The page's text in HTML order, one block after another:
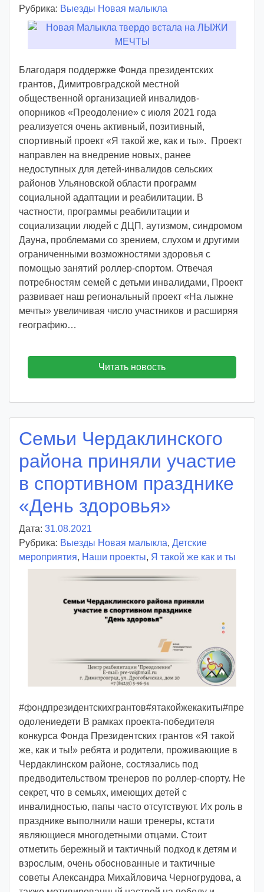
в
т
р
Рубрика: Выезды Новая малыкла
Благодаря поддержке Фонда президентских
грантов, Димитровградской местной
общественной организацией инвалидов-
опорников «Преодоление» с июля 2021 года
реализуется очень активный, позитивный,
спортивный проект «Я такой же, как и ты». Проект
направлен на внедрение новых, ранее
недоступных для детей-инвалидов сельских
районов Ульяновской области программ
социальной адаптации и реабилитации. В
частности, программы реабилитации и
социализации людей с ДЦП, аутизмом, синдромом
Дауна, проблемами со зрением, слухом и другими
ограниченными возможностями здоровья с
помощью занятий роллер-спортом. Отвечая
потребностям семей с детьми инвалидами, Проект
развивает наш региональный проект «На лыжне
мечты» увеличивая число участников и расширяя
географию…
Читать новость
Семьи Чердаклинского
района приняли участие
в спортивном празднике
«День здоровья»
Дата: 31.08.2021
в
т
о
:
v
d
m
y
Рубрика: Выезды Новая малыкла, Детские
мероприятия, Наши проекты, Я такой же как и ты
#фондпрезидентскихгрантов#ятакойжекакиты#пре
одолениедети В рамках проекта-победителя
конкурса Фонда Президентских грантов «Я такой
же, как и ты!» ребята и родители, проживающие в
Чердаклинском районе, состязались под
предводительством тренеров по роллер-спорту. Не
секрет, что в семьях, имеющих детей с
инвалидностью, папы часто отсутствуют. Их роль в
празднике выполнили наши тренеры, кстати
являющиеся многодетными отцами. Стоит
отметить бережный и тактичный подход к детям и
взрослым, очень обоснованные и тактичные
советы Александра Михайловича Черногрудова, а